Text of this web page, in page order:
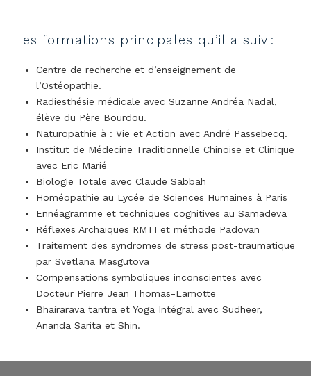
Les formations principales qu’il a suivi:
Centre de recherche et d’enseignement de
l’Ostéopathie.
Radiesthésie médicale avec Suzanne Andréa Nadal,
élève du Père Bourdou.
Naturopathie à : Vie et Action avec André Passebecq.
Institut de Médecine Traditionnelle Chinoise et Clinique
avec Eric Marié
Biologie Totale avec Claude Sabbah
Homéopathie au Lycée de Sciences Humaines à Paris
Ennéagramme et techniques cognitives au Samadeva
Réflexes Archaïques RMTI et méthode Padovan
Traitement des syndromes de stress post-traumatique
par Svetlana Masgutova
Compensations symboliques inconscientes avec
Docteur Pierre Jean Thomas-Lamotte
Bhairarava tantra et Yoga Intégral avec Sudheer,
Ananda Sarita et Shin.